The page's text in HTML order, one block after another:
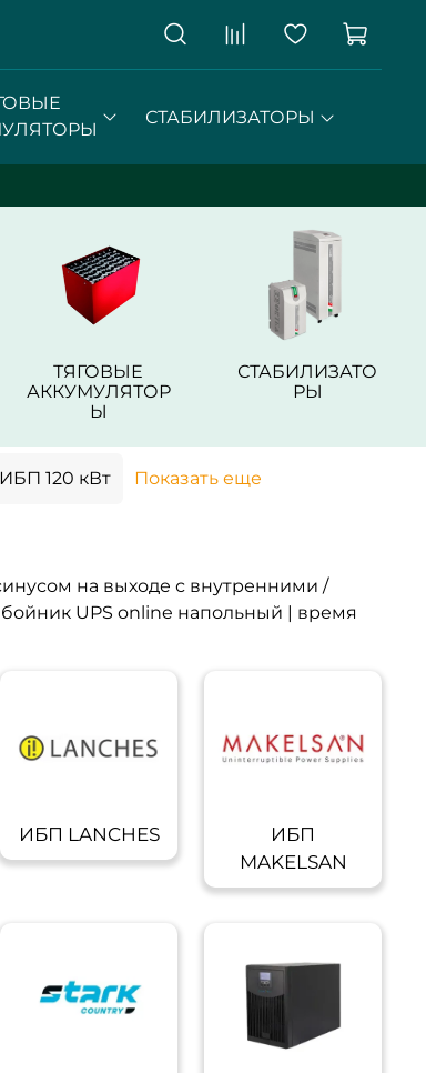
СТАБИЛИЗАТОРЫ
ТЯГОВЫЕ
АККУМУЛЯТОР
Ы
СТАБИЛИЗАТО
РЫ
ИБП 120 кВт Показать еще
на выходе с внутренними /
UPS online напольный | время
ИБП LANCHES
ИБП
MAKELSAN